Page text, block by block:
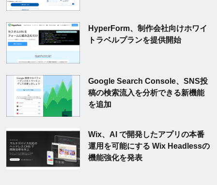
HyperForm、制作会社向けホワイ
トラベルプランを提供開始
Google Search Console、SNS投
稿の検索流入を分析できる新機能
を追加
Wix、AI で開発したアプリの本番
運用を可能にする Wix Headlessの
機能強化を発表